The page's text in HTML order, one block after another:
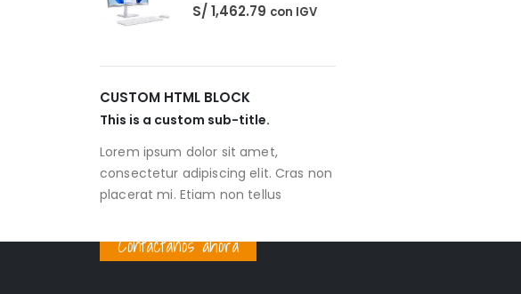
S/1,462.79 con IGV
CUSTOM HTML BLOCK
This is a custom sub-title.
Lorem ipsum dolor sit amet,
consectetur adipiscing elit. Cras non
placerat mi. Etiam non tellus
Contáctanos ahora